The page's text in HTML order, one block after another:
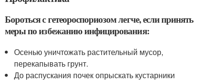
Бороться с гетеороспориозом легче, если принять
меры по избежанию инфицирования:
Осенью уничтожать растительный мусор,
перекапывать грунт.
До распускания почек опрыскать кустарники